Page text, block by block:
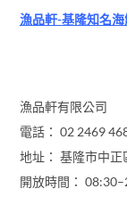
漁品軒-基隆知名
漁品軒有限公司
電話： 02 2469
地址： 基隆市中
開放時間：